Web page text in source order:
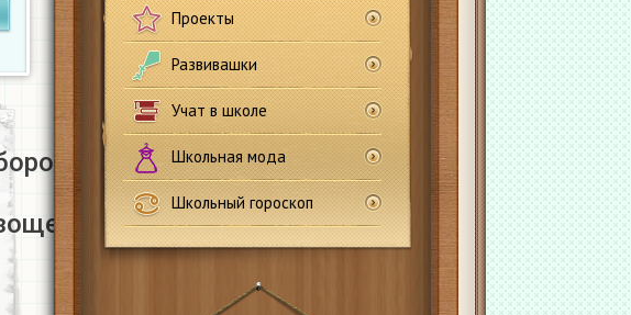
Проекты
Развивашки
Учат в школе
Школьная мода
Школьный гороскоп
со